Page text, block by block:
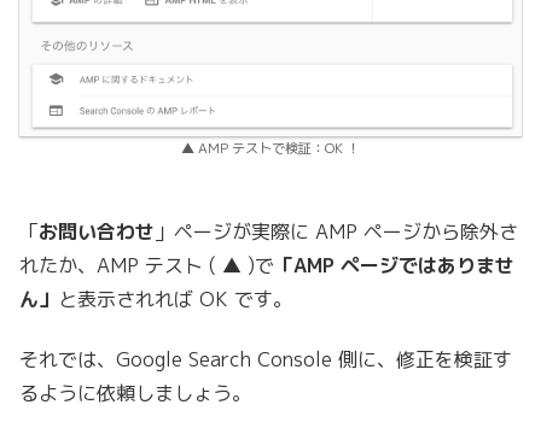
▲ AMP テストで検証：OK ！
「お問い合わせ 」ページが実際に AMP ページから除外さ
れたか、AMP テスト ( ▲ )で 「AMP ページではありませ
ん」 と表示されれば OK です。
それでは、Google Search Console 側に、修正を検証す
るように依頼しましょう。